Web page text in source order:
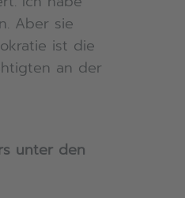
Aber sie
ist die
an der
unter den